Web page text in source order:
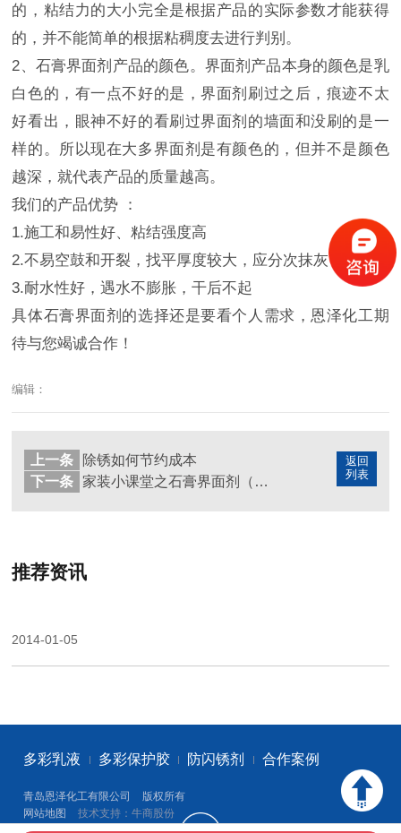
的，粘结力的大小完全是根据产品的实际参数才能获得
的，并不能简单的根据粘稠度去进行判别。
2、 石膏界面剂产品的颜色。界面剂产品本身的颜色是乳
白色的，有一点不好的是，界面剂刷过之后，痕迹不太
好看出，眼神不好的看刷过界面剂的墙面和没刷的是一
样的。所以现在大多界面剂是有颜色的，但并不是颜色
越深，就代表产品的质量越高。
我们的产品优势
：
1.施工和易性好、粘结强度高
2.不易空鼓和开裂，找平厚度较大，应分次抹灰
3.耐水性好，遇水不膨胀，干后不起
具体石膏界面剂的选择还是要看个人需求，恩泽化工期
待与您竭诚合作！
编辑：
返回
列表
上一条
除锈如何节约成本
下一条
家装小课堂之石膏界面剂（一）
推荐资讯
2014-01-05
多彩乳液 多彩保护胶 防闪锈剂 合作案例
青岛恩泽化工有限公司
版权所有
网站地图
技术支持：牛商股份